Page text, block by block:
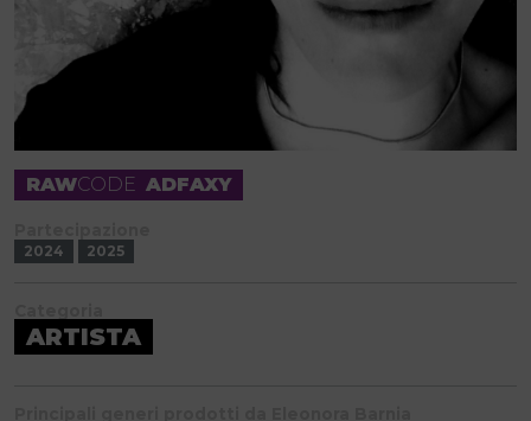
RAWCODE ADFAXY
2024 2025
ARTISTA